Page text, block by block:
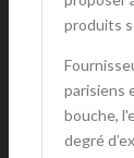
produits
parisiens
bouche,
degré